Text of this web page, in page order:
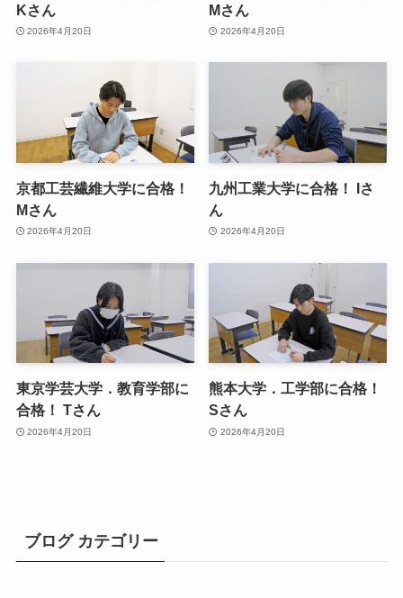
Kさん
2026年4月20日
Mさん
2026年4月20日
京都工芸繊維大学に合格！
Mさん
2026年4月20日
九州工業大学に合格！ Iさ
ん
2026年4月20日
東京学芸大学．教育学部に
合格！ Tさん
2026年4月20日
熊本大学．工学部に合格！
Sさん
2026年4月20日
ブログ カテゴリー